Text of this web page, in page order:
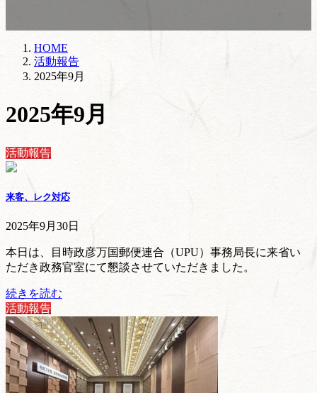
HOME
活動報告
2025年9月
2025年9月
活動報告
来客、レク対応
2025年9月30日
本日は、目時政彦万国郵便連合（UPU）事務局長に来省い
ただき政務官室にて懇談させていただきました。
続きを読む
活動報告